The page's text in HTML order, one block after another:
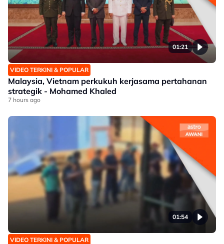
01:21
VIDEO TERKINI & POPULAR
Malaysia, Vietnam perkukuh kerjasama pertahanan
strategik - Mohamed Khaled
7 hours ago
01:54
VIDEO TERKINI & POPULAR